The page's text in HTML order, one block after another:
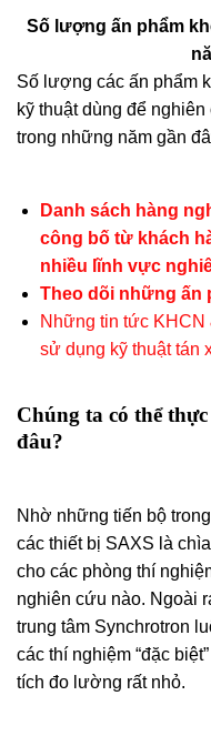
Số lượng ấn phẩm
Số lượng các ấn phẩm
kỹ thuật dùng để
trong những năm gần
Danh sách hàng
công bố từ khách
nhiều lĩnh vực
Theo dõi những ấn
Những tin tức
sử dụng kỹ thuật tán
Chúng ta có thể
đâu?
Nhờ những tiến bộ
các thiết bị SAXS là
cho các phòng thí
nghiên cứu nào. Ngoài
trung tâm Synchrotron
các thí nghiệm “đặc
tích đo lường rất nhỏ.